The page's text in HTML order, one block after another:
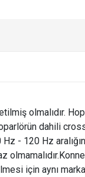
olmalıdır.
dahili
- 120 Hz
için aynı